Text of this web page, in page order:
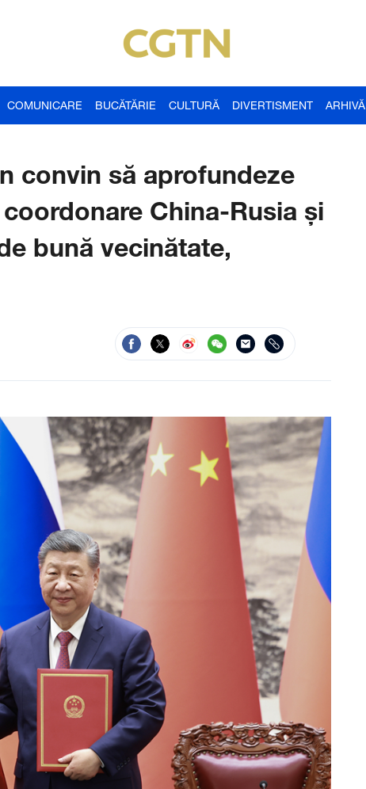
COMUNICARE BUCĂTĂRIE CULTURĂ DIVERTISMENT ARHIVĂ
convin să aprofundeze
China-Rusia și
bună vecinătate,